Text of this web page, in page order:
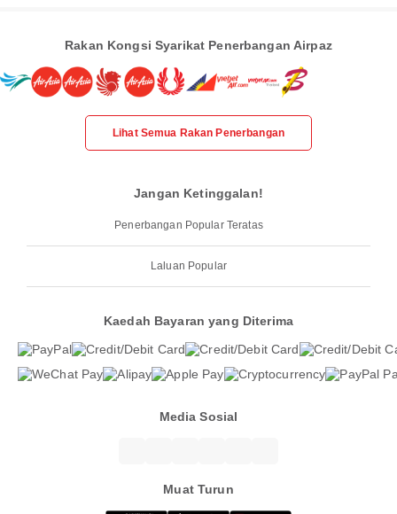
Rakan Kongsi Syarikat Penerbangan Airpaz
Lihat Semua Rakan Penerbangan
Jangan Ketinggalan!
Penerbangan Popular Teratas
Laluan Popular
Kaedah Bayaran yang Diterima
Media Sosial
Muat Turun